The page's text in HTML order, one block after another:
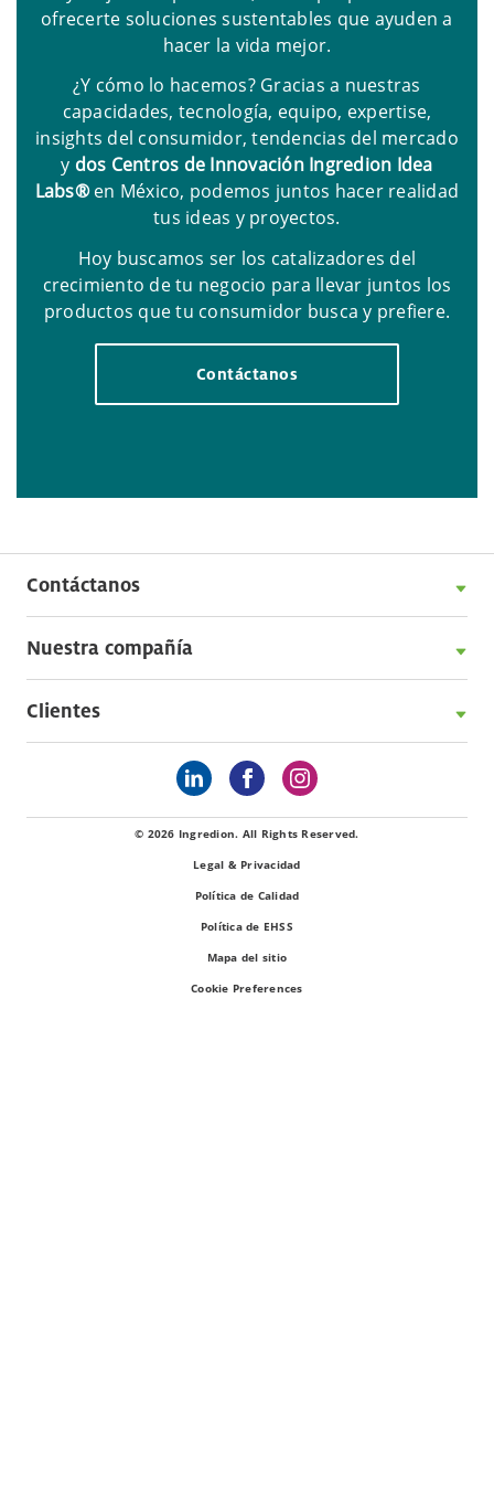
ofrecerte soluciones sustentables que ayuden a
hacer la vida mejor.
¿Y cómo lo hacemos? Gracias a nuestras
capacidades, tecnología, equipo, expertise,
insights del consumidor, tendencias del mercado
y dos Centros de Innovación Ingredion Idea
Labs®en México, podemos juntos hacer realidad
tus ideas y proyectos.
Hoy buscamos ser los catalizadores del
crecimiento de tu negocio para llevar juntos los
productos que tu consumidor busca y prefiere.
Contáctanos
Contáctanos
Nuestra compañía
Clientes
© 2026 Ingredion. All Rights Reserved.
Legal & Privacidad
Política de Calidad
Política de EHSS
Mapa del sitio
Cookie Preferences